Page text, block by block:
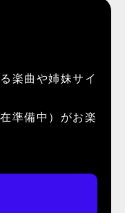
楽曲や姉妹サイ
準備中）がお楽